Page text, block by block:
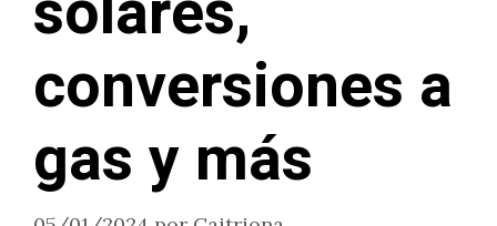
conversiones a
gas y más